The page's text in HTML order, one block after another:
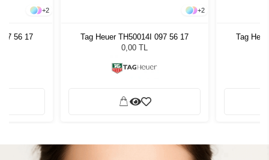
+2
56 17
+2
Tag Heuer TH50014I 097 56 17
0,00 TL
Tag